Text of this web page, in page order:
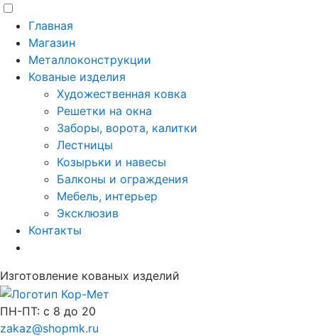
Главная
Магазин
Металлоконструкции
Кованые изделия
Художественная ковка
Решетки на окна
Заборы, ворота, калитки
Лестницы
Козырьки и навесы
Балконы и ограждения
Мебель, интерьер
Эксклюзив
Контакты
Изготовление кованых изделий
ПН-ПТ: с 8 до 20
zakaz@shopmk.ru